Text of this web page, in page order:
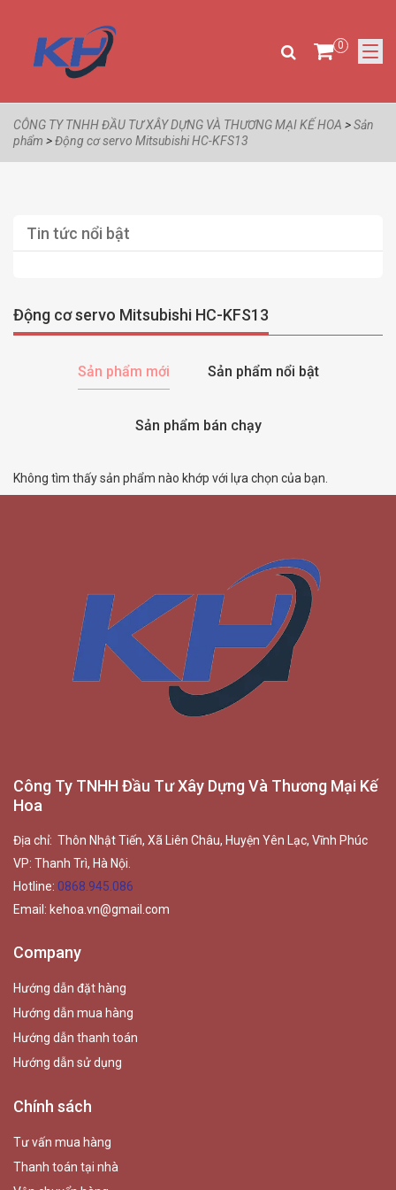
0
CÔNG TY TNHH ĐẦU TƯ XÂY DỰNG VÀ THƯƠNG MẠI KẾ HOA >Sản
phẩm >Động cơ servo Mitsubishi HC-KFS13
Tin tức nổi bật
Động cơ servo Mitsubishi HC-KFS13
Sản phẩm mới Sản phẩm nổi bật
Sản phẩm bán chạy
Không tìm thấy sản phẩm nào khớp với lựa chọn của bạn.
Công Ty TNHH Đầu Tư Xây Dựng Và Thương Mại Kế
Hoa
Địa chỉ: Thôn Nhật Tiến, Xã Liên Châu, Huyện Yên Lạc, Vĩnh Phúc
VP: Thanh Trì, Hà Nội.
Hotline: 0868.945.086
Email: kehoa.vn@gmail.com
Company
Hướng dẫn đặt hàng
Hướng dẫn mua hàng
Hướng dẫn thanh toán
Hướng dẫn sử dụng
Chính sách
Tư vấn mua hàng
Thanh toán tại nhà